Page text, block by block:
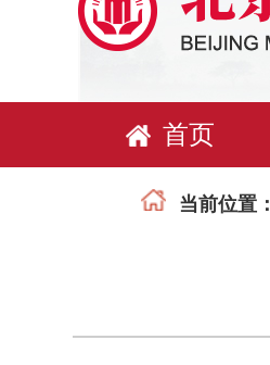
首页
当前位置：